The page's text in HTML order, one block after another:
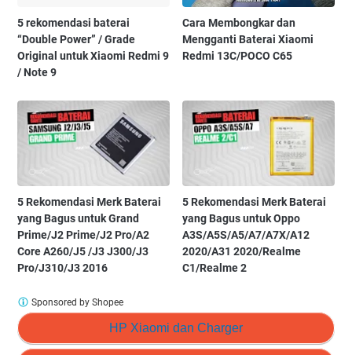
5 rekomendasi baterai
“Double Power” / Grade
Original untuk Xiaomi Redmi 9
/ Note 9
Cara Membongkar dan
Mengganti Baterai Xiaomi
Redmi 13C/POCO C65
5 Rekomendasi Merk Baterai
yang Bagus untuk Grand
Prime/J2 Prime/J2 Pro/A2
Core A260/J5 /J3 J300/J3
Pro/J310/J3 2016
5 Rekomendasi Merk Baterai
yang Bagus untuk Oppo
A3S/A5S/A5/A7/A7X/A12
2020/A31 2020/Realme
C1/Realme 2
HP Xiaomi dan Charger
Sponsored by Shopee